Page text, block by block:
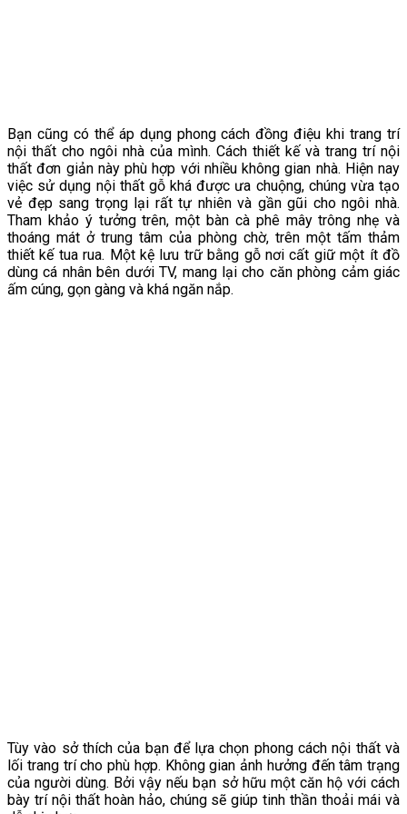
Bạn cũng có thể áp dụng phong cách đồng điệu khi trang trí
nội thất cho ngôi nhà của mình. Cách thiết kế và trang trí nội
thất đơn giản này phù hợp với nhiều không gian nhà. Hiện nay
việc sử dụng nội thất gỗ khá được ưa chuộng, chúng vừa tạo
vẻ đẹp sang trọng lại rất tự nhiên và gần gũi cho ngôi nhà.
Tham khảo ý tưởng trên, một bàn cà phê mây trông nhẹ và
thoáng mát ở trung tâm của phòng chờ, trên một tấm thảm
thiết kế tua rua. Một kệ lưu trữ bằng gỗ nơi cất giữ một ít đồ
dùng cá nhân bên dưới TV, mang lại cho căn phòng cảm giác
ấm cúng, gọn gàng và khá ngăn nắp.
Tùy vào sở thích của bạn để lựa chọn phong cách nội thất và
lối trang trí cho phù hợp. Không gian ảnh hưởng đến tâm trạng
của người dùng. Bởi vậy nếu bạn sở hữu một căn hộ với cách
bày trí nội thất hoàn hảo, chúng sẽ giúp tinh thần thoải mái và